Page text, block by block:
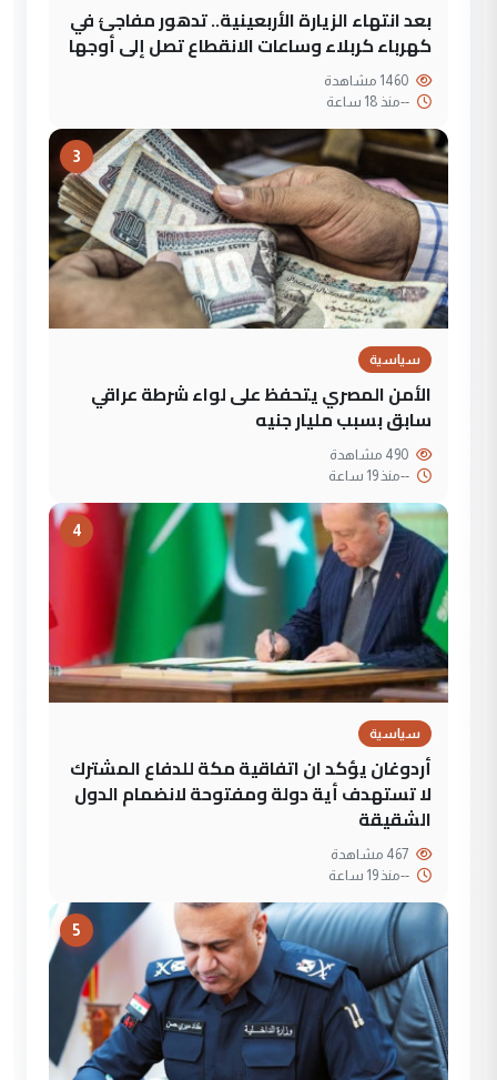
بعد انتهاء الزيارة الأربعينية.. تدهور مفاجئ في
كهرباء كربلاء وساعات الانقطاع تصل إلى أوجها
--منذ 18 ساعة
3
سياسية
الأمن المصري يتحفظ على لواء شرطة عراقي
سابق بسبب مليار جنيه
--منذ 19 ساعة
4
سياسية
أردوغان يؤكد ان اتفاقية مكة للدفاع المشترك
لا تستهدف أية دولة ومفتوحة لانضمام الدول
الشقيقة
--منذ 19 ساعة
5